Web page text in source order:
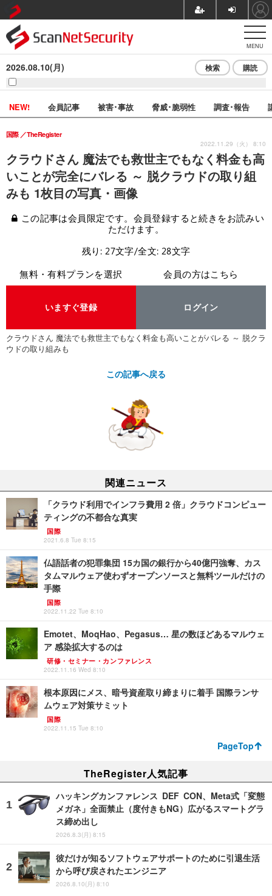
MENU
2026.08.10(月) 検索 購読
NEW! 会員記事 被害･事故 脅威･脆弱性 調査･報告
クラウドさん 魔法でも救世主でもなく料金も高
いことが完全にバレる ～ 脱クラウドの取り組
みも 1枚目の写真・画像
国際 TheRegister
2022.11.29（火） 8:10
この記事は会員限定です。会員登録すると続きをお読みい
ただけます。
残り: 27文字/全文: 28文字
無料・有料プランを選択
いますぐ登録
会員の方はこちら
ログイン
クラウドさん 魔法でも救世主でもなく料金も高いことがバレる ～ 脱クラ
ウドの取り組みも
この記事へ戻る
関連ニュース
「クラウド利用でインフラ費用 2 倍」クラウドコンピュー
ティングの不都合な真実
国際
2021.6.8 Tue 8:15
仏語話者の犯罪集団 15カ国の銀行から40億円強奪、カス
タムマルウェア使わずオープンソースと無料ツールだけの
手際
国際
2022.11.22 Tue 8:10
Emotet、MoqHao、Pegasus… 星の数ほどあるマルウェ
ア 感染拡大するのは
研修・セミナー・カンファレンス
2022.11.16 Wed 8:10
根本原因にメス、暗号資産取り締まりに着手 国際ランサ
ムウェア対策サミット
国際
2022.11.15 Tue 8:10
PageTop
TheRegister人気記事
ハッキングカンファレンス DEF CON、Meta式「変態
メガネ」全面禁止（度付きもNG）広がるスマートグラ
ス締め出し
2026.8.3(月) 8:15
彼だけが知るソフトウェアサポートのために引退生活
から呼び戻されたエンジニア
2026.8.10(月) 8:10